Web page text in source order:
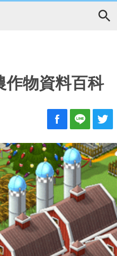
作物資料百科